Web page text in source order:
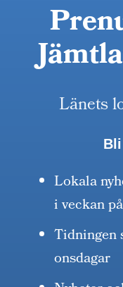
Länets
Lokala
i veckan
Tidningen
onsdagar